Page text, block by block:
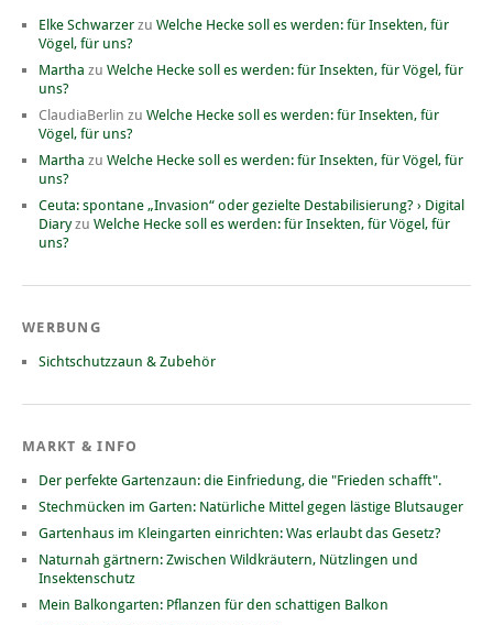
Elke Schwarzer zu Welche Hecke soll es werden: für Insekten, für
Vögel, für uns?
Martha zu Welche Hecke soll es werden: für Insekten, für Vögel, für
uns?
ClaudiaBerlin zu Welche Hecke soll es werden: für Insekten, für
Vögel, für uns?
Martha zu Welche Hecke soll es werden: für Insekten, für Vögel, für
uns?
Ceuta: spontane „Invasion“ oder gezielte Destabilisierung? › Digital
Diaryzu Welche Hecke soll es werden: für Insekten, für Vögel, für
uns?
WERBUNG
Sichtschutzzaun & Zubehör
MARKT & INFO
Der perfekte Gartenzaun: die Einfriedung, die "Frieden schafft".
Stechmücken im Garten: Natürliche Mittel gegen lästige Blutsauger
Gartenhaus im Kleingarten einrichten: Was erlaubt das Gesetz?
Naturnah gärtnern: Zwischen Wildkräutern, Nützlingen und
Insektenschutz
Mein Balkongarten: Pflanzen für den schattigen Balkon